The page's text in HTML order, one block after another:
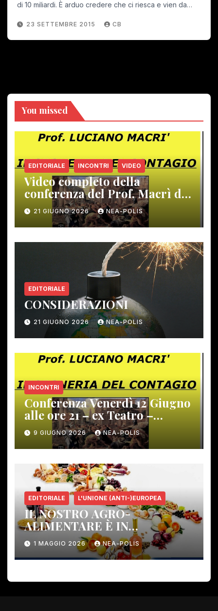
di 10 miliardi. È arduo credere che ci riesca e vien da…
23 SETTEMBRE 2015 CB
You missed
EDITORIALE INCONTRI VIDEO
Video completo della
conferenza del Prof. Macrì del
12 giugno scorso
21 GIUGNO 2026 NEA-POLIS
EDITORIALE
CONSIDERAZIONI
21 GIUGNO 2026 NEA-POLIS
INCONTRI
Conferenza Venerdì 12 Giugno
alle ore 21 – ex Teatro –
Gambassi Terme –
9 GIUGNO 2026 NEA-POLIS
EDITORIALE L'UNIONE (ANTI-)EUROPEA
IL NOSTRO AGRO-
ALIMENTARE È IN
PERICOLO!
1 MAGGIO 2026 NEA-POLIS